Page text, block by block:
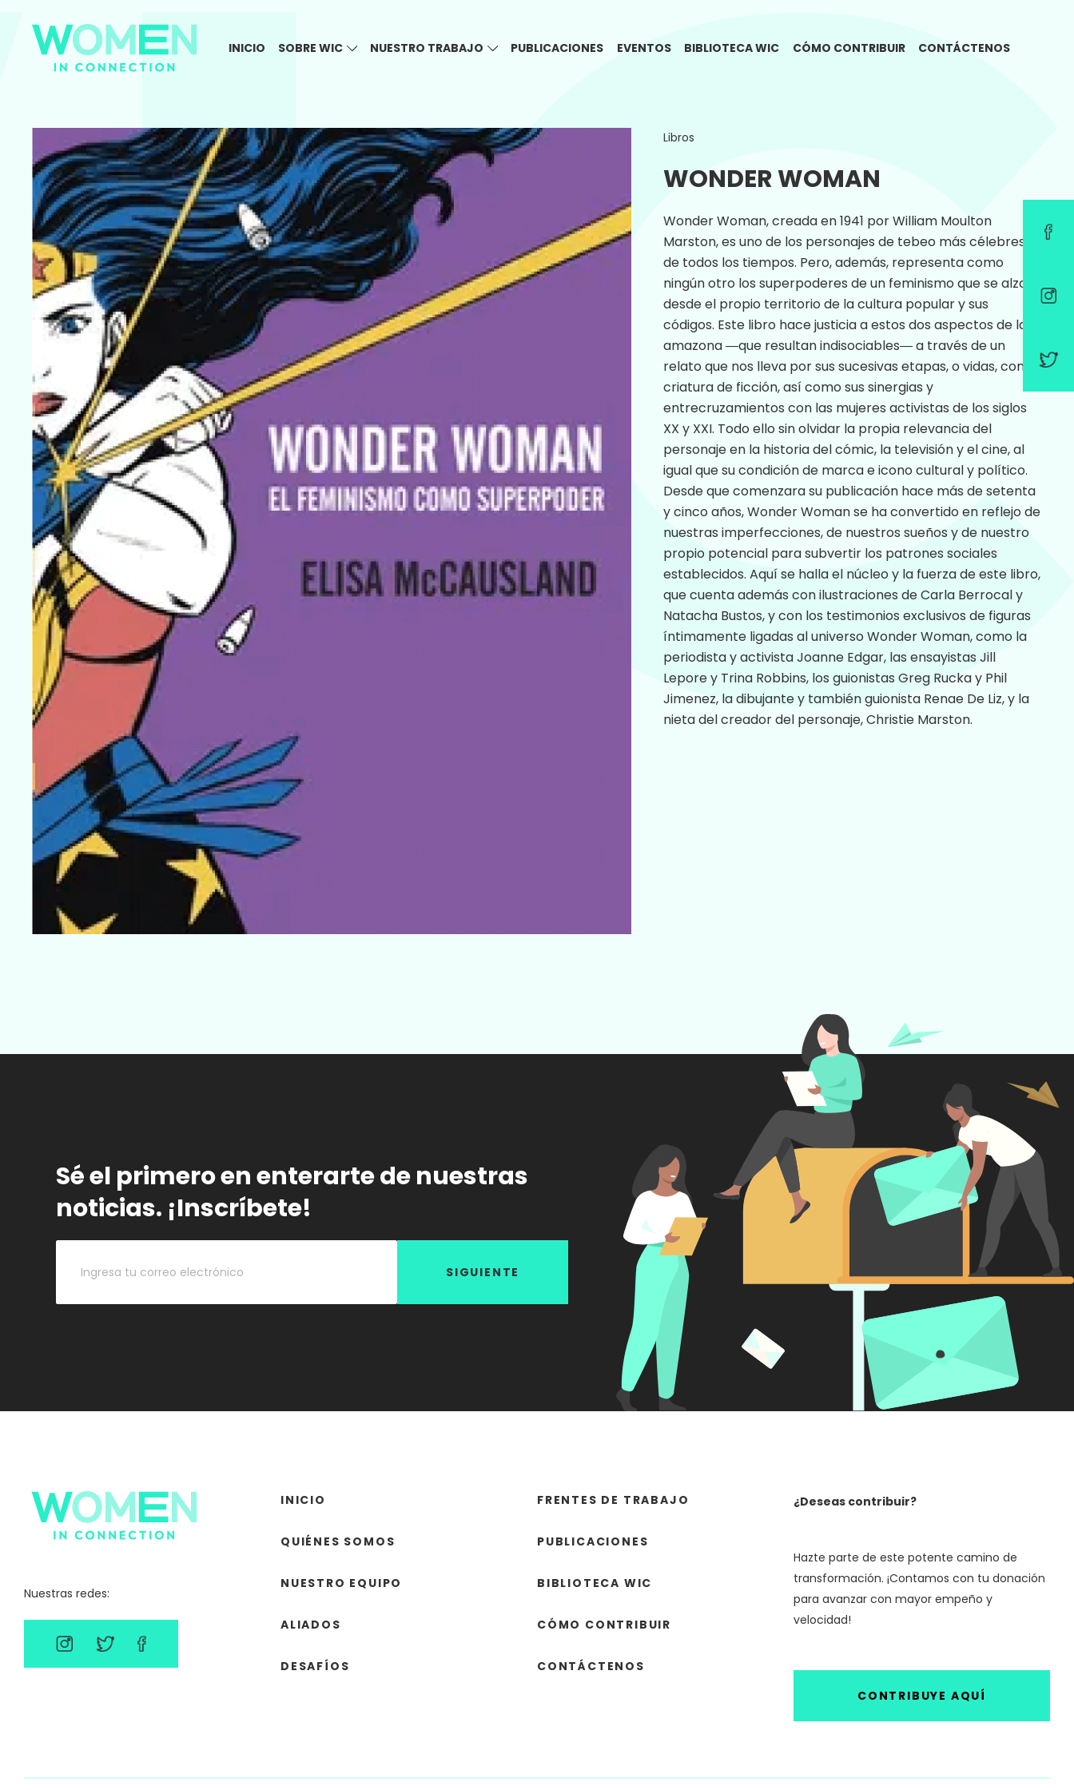
INICIO SOBRE WIC NUESTRO TRABAJO PUBLICACIONES EVENTOS BIBLIOTECA WIC CÓMO CONTRIBUIR CONTÁCTENOS
Libros
WONDER WOMAN
Wonder Woman, creada en 1941 por William Moulton
Marston, es uno de los personajes de tebeo más célebres
de todos los tiempos. Pero, además, representa como
ningún otro los superpoderes de un feminismo que se alza
desde el propio territorio de la cultura popular y sus
códigos. Este libro hace justicia a estos dos aspectos de la
amazona ―que resultan indisociables― a través de un
relato que nos lleva por sus sucesivas etapas, o vidas, como
criatura de ficción, así como sus sinergias y
entrecruzamientos con las mujeres activistas de los siglos
XX y XXI. Todo ello sin olvidar la propia relevancia del
personaje en la historia del cómic, la televisión y el cine, al
igual que su condición de marca e icono cultural y político.
Desde que comenzara su publicación hace más de setenta
y cinco años, Wonder Woman se ha convertido en reflejo de
nuestras imperfecciones, de nuestros sueños y de nuestro
propio potencial para subvertir los patrones sociales
establecidos. Aquí se halla el núcleo y la fuerza de este libro,
que cuenta además con ilustraciones de Carla Berrocal y
Natacha Bustos, y con los testimonios exclusivos de figuras
íntimamente ligadas al universo Wonder Woman, como la
periodista y activista Joanne Edgar, las ensayistas Jill
Lepore y Trina Robbins, los guionistas Greg Rucka y Phil
Jimenez, la dibujante y también guionista Renae De Liz, y la
nieta del creador del personaje, Christie Marston.
Sé el primero en enterarte de nuestras
noticias. ¡Inscríbete!
SIGUIENTE
Nuestras redes:
INICIO
QUIÉNES SOMOS
NUESTRO EQUIPO
ALIADOS
DESAFÍOS
FRENTES DE TRABAJO
PUBLICACIONES
BIBLIOTECA WIC
CÓMO CONTRIBUIR
CONTÁCTENOS
¿Deseas contribuir?
Hazte parte de este potente camino de
transformación. ¡Contamos con tu donación
para avanzar con mayor empeño y
velocidad!
CONTRIBUYE AQUÍ